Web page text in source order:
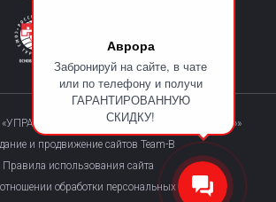
Аврора
Забронируй на сайте, в чате
или по телефону и получи
ГАРАНТИРОВАННУЮ
СКИДКУ!
«УПРАВЛЯЮЩАЯ КОМПАНИЯ «КУРОРТМАКС»»
и продвижение сайтов Team-B
Правила использования сайта
обработки персональных данных